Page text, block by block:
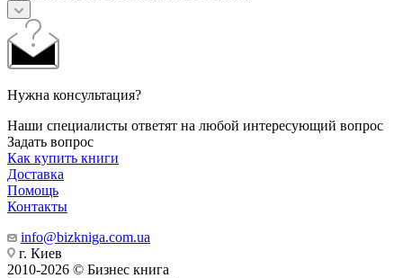
Нужна консультация?
Наши специалисты ответят на любой интересующий вопрос
Задать вопрос
Как купить книги
Доставка
Помощь
Контакты
info@bizkniga.com.ua
г. Киев
2010-2026 © Бизнес книга